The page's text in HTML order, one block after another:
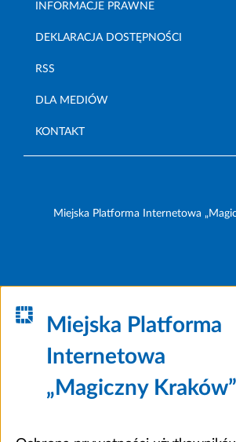
INFORMACJE PRAWNE
DEKLARACJA DOSTĘPNOŚCI
RSS
DLA MEDIÓW
KONTAKT
Miejska Platforma Internetowa
Miejska Platforma
Internetowa
„Magiczny Kraków”